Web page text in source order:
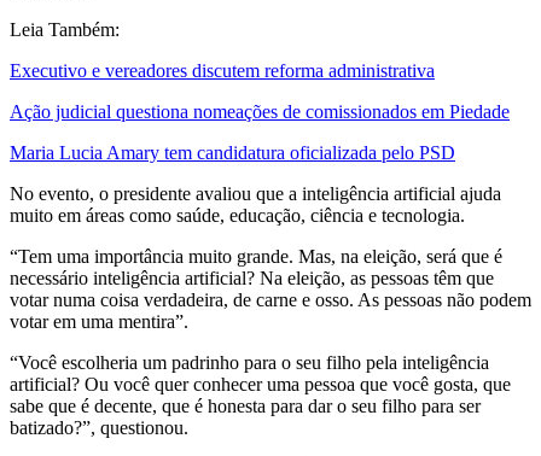
Leia Também:
Executivo e vereadores discutem reforma administrativa
Ação judicial questiona nomeações de comissionados em Piedade
Maria Lucia Amary tem candidatura oficializada pelo PSD
No evento, o presidente avaliou que a inteligência artificial ajuda
muito em áreas como saúde, educação, ciência e tecnologia.
“Tem uma importância muito grande. Mas, na eleição, será que é
necessário inteligência artificial? Na eleição, as pessoas têm que
votar numa coisa verdadeira, de carne e osso. As pessoas não podem
votar em uma mentira”.
“Você escolheria um padrinho para o seu filho pela inteligência
artificial? Ou você quer conhecer uma pessoa que você gosta, que
sabe que é decente, que é honesta para dar o seu filho para ser
batizado?”, questionou.